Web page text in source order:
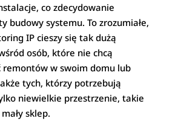
co zdecydowanie
budowy systemu. To zrozumiałe,
IP cieszy się tak dużą
osób, które nie chcą
remontów w swoim domu lub
tych, którzy potrzebują
niewielkie przestrzenie, takie
sklep.